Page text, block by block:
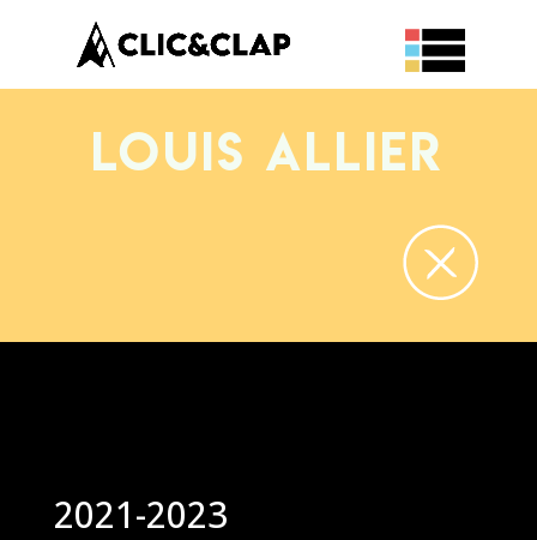
Louis ALLIER
2021-2023